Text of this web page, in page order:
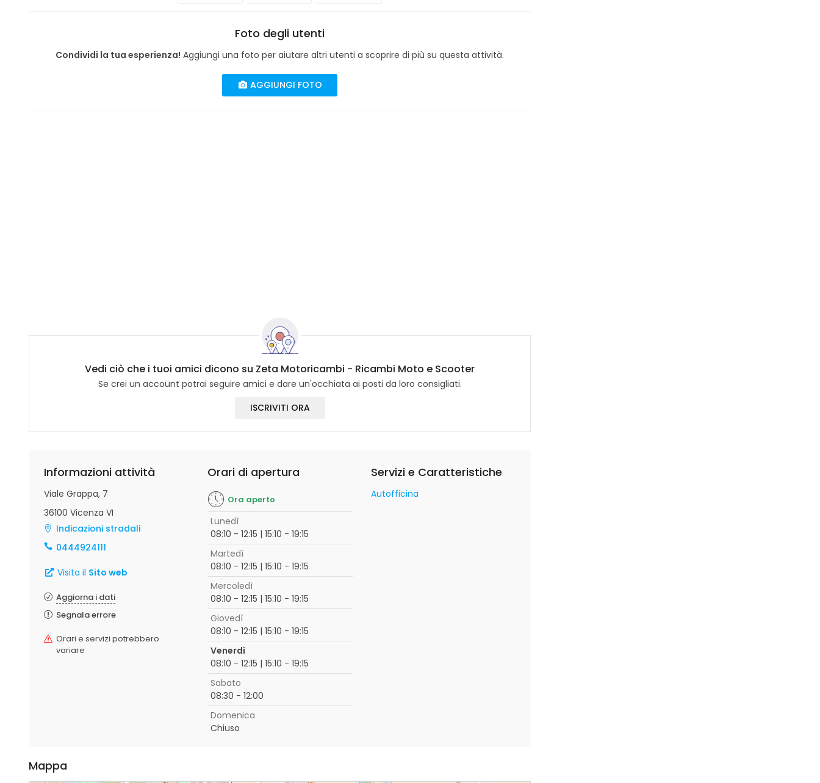
Foto degli utenti
Condividi la tua esperienza! Aggiungi una foto per aiutare altri utenti a scoprire di più su questa attività.
AGGIUNGI FOTO
Vedi ciò che i tuoi amici dicono su Zeta Motoricambi - Ricambi Moto e Scooter
Se crei un account potrai seguire amici e dare un'occhiata ai posti da loro consigliati.
ISCRIVITI ORA
Informazioni attività
Viale Grappa, 7
36100 Vicenza VI
Indicazioni stradali
0444924111
Visita il Sito web
Aggiorna i dati
Segnala errore
Orari e servizi potrebbero
variare
Orari di apertura
Ora aperto
Lunedì
08:10 - 12:15 | 15:10 - 19:15
Martedì
08:10 - 12:15 | 15:10 - 19:15
Mercoledì
08:10 - 12:15 | 15:10 - 19:15
Giovedì
08:10 - 12:15 | 15:10 - 19:15
Venerdì
08:10 - 12:15 | 15:10 - 19:15
Sabato
08:30 - 12:00
Domenica
Chiuso
Servizi e Caratteristiche
Autofficina
Mappa